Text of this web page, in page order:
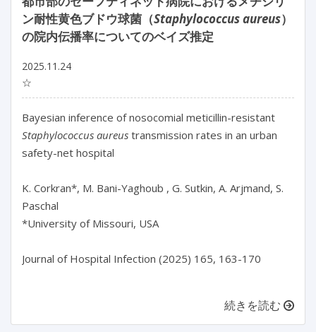
ン耐性黄色ブドウ球菌（Staphylococcus aureus）
の院内伝播率についてのベイズ推定
2025.11.24
☆
Staphylococcus aureus transmission rates in an urban
safety-net hospital
K. Corkran*, M. Bani-Yaghoub , G. Sutkin, A. Arjmand, S.
Paschal
*University of Missouri, USA
Journal of Hospital Infection (2025) 165, 163-170
続きを読む